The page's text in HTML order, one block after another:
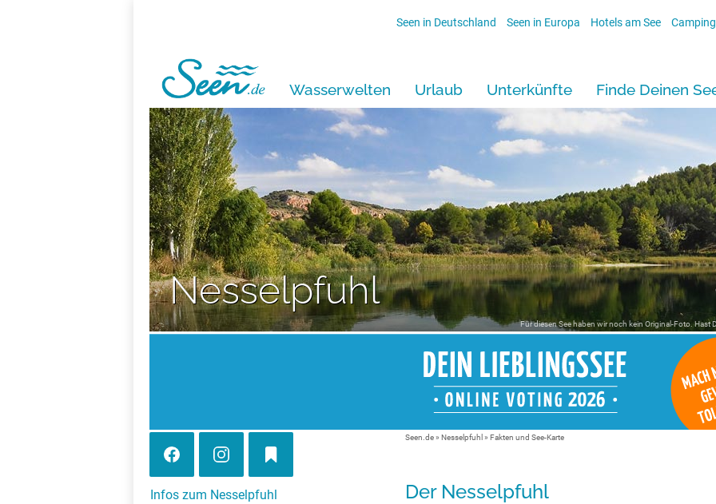
Seen in Deutschland Seen in Europa Hotels am See
Wasserwelten Urlaub Unterkünfte Finde Deinen
Nesselpfuhl
Für diesen See haben wir noch kein Original-Foto.
Infos zum Nesselpfuhl
Seen.de» Nesselpfuhl » Fakten und See-Karte
Der Nesselpfuhl